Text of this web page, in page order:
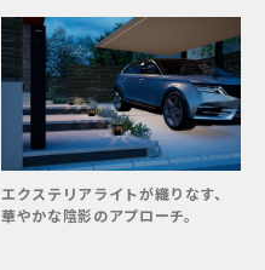
エクステリアライトが織りなす、
華やかな陰影のアプローチ。